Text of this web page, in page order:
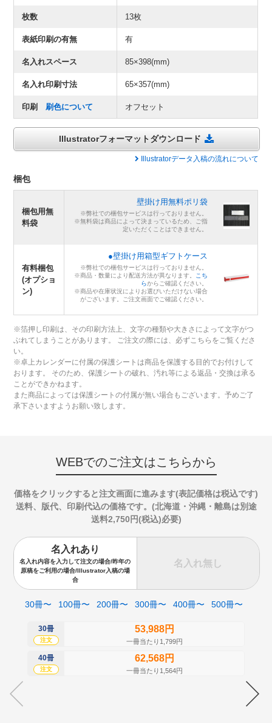
枚数 13枚
表紙印刷の有無 有
名入れスペース 85×398(mm)
名入れ印刷寸法 65×357(mm)
印刷 刷色について オフセット
Illustratorフォーマットダウンロード
Illustratorデータ入稿の流れについて
梱包
梱包用無
料袋
壁掛け用無料ポリ袋
※弊社での梱包サービスは行っておりません。
※無料袋は商品によって決まっているため、ご指
定いただくことはできません。
有料梱包
(オプショ
ン)
●壁掛け用箱型ギフトケース
※弊社での梱包サービスは行っておりません。
※商品・数量により配送方法が異なります。 こち
らからご確認ください。
※商品や在庫状況によりお選びいただけない場合
がございます。ご注文画面でご確認ください。
※箔押し印刷は、その印刷方法上、文字の種類や大きさによって文字がつ
ぶれてしまうことがあります。 ご注文の際には、必ずこちらをご覧くださ
い。
※卓上カレンダーに付属の保護シートは商品を保護する目的でお付けして
おります。 そのため、保護シートの破れ、汚れ等による返品・交換は承る
ことができかねます。
また商品によっては保護シートの付属が無い場合もございます。予めご了
承下さいますようお願い致します。
WEBでのご注文はこちらから
価格をクリックすると注文画面に進みます(表記価格は税込です)
送料、版代、印刷代込の価格です。(北海道・沖縄・離島は別途
送料2,750円(税込)必要)
名入れあり
名入れ内容を入力して注文の場合/昨年の
原稿をご利用の場合/Illustrator入稿の場
合
名入れ無し
30冊〜 100冊〜 200冊〜 300冊〜 400冊〜 500冊〜
30冊
注文
53,988円
一冊当たり1,799円
40冊
注文
62,568円
一冊当たり1,564円